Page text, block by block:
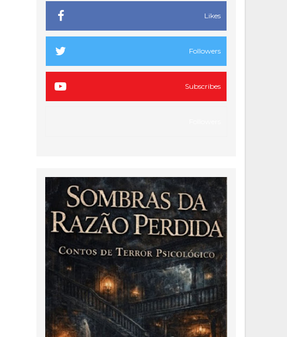
Likes
Followers
Subscribes